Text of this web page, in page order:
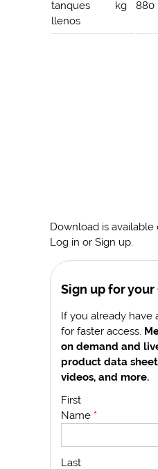
tanques
llenos
kg 880
Download is available
Log in or Sign up.
Sign up for
If you already have
for faster access.
on demand and
product data
videos, and more.
First
Name *
Last